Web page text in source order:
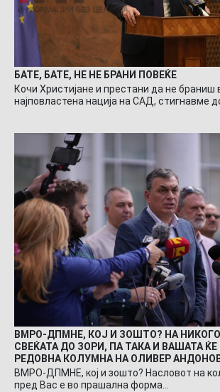
БАТЕ, БАТЕ, НЕ НЕ БРАНИ ПОВЕЌЕ
Кочи Христијане и престани да не браниш
најповластена нација на САД, стигнавме
ВМРО-ДПМНЕ, КОЈ И ЗОШТО? НА
СВЕЌАТА ДО ЗОРИ, ПА ТАКА И ВАШАТА ЌЕ
РЕДОВНА КОЛУМНА НА ОЛИВЕР
ВМРО-ДПМНЕ, кој и зошто? Насловот на
пред Вас е во прашална форма…